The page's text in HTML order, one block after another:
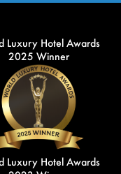
Luxury Hotel Awards
2025 Winner
Luxury Hotel Awards